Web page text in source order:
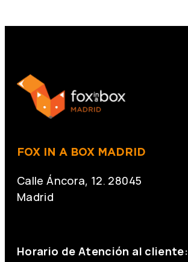
FOX IN A BOX MADRID
Calle Áncora, 12. 28045
Madrid
Horario de Atención al cliente: